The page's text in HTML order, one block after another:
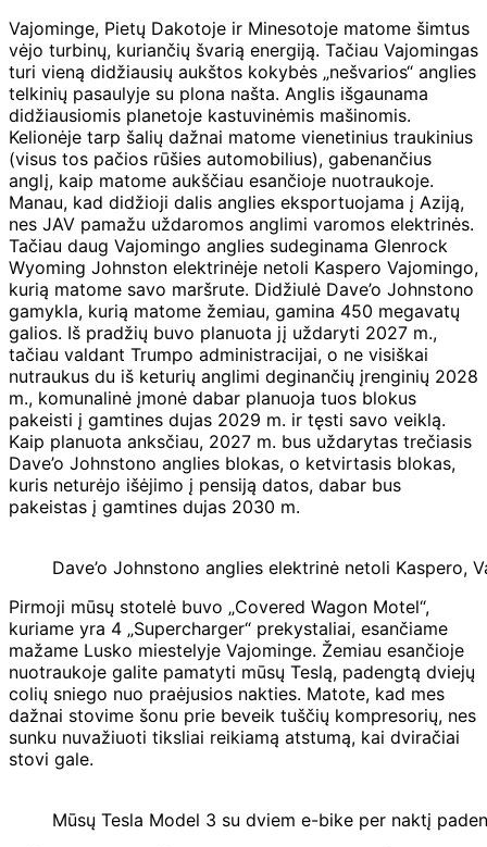
Vajominge, Pietų Dakotoje ir Minesotoje matome šimtus
vėjo turbinų, kuriančių švarią energiją. Tačiau Vajomingas
turi vieną didžiausių aukštos kokybės „nešvarios“ anglies
telkinių pasaulyje su plona našta. Anglis išgaunama
didžiausiomis planetoje kastuvinėmis mašinomis.
Kelionėje tarp šalių dažnai matome vienetinius traukinius
(visus tos pačios rūšies automobilius), gabenančius
anglį, kaip matome aukščiau esančioje nuotraukoje.
Manau, kad didžioji dalis anglies eksportuojama į Aziją,
nes JAV pamažu uždaromos anglimi varomos elektrinės.
Tačiau daug Vajomingo anglies sudeginama Glenrock
Wyoming Johnston elektrinėje netoli Kaspero Vajomingo,
kurią matome savo maršrute. Didžiulė Dave’o Johnstono
gamykla, kurią matome žemiau, gamina 450 megavatų
galios. Iš pradžių buvo planuota jį uždaryti 2027 m.,
tačiau valdant Trumpo administracijai, o ne visiškai
nutraukus du iš keturių anglimi deginančių įrenginių 2028
m., komunalinė įmonė dabar planuoja tuos blokus
pakeisti į gamtines dujas 2029 m. ir tęsti savo veiklą.
Kaip planuota anksčiau, 2027 m. bus uždarytas trečiasis
Dave’o Johnstono anglies blokas, o ketvirtasis blokas,
kuris neturėjo išėjimo į pensiją datos, dabar bus
pakeistas į gamtines dujas 2030 m.
Dave’o Johnstono anglies elektrinė netoli Kaspero,
Pirmoji mūsų stotelė buvo „Covered Wagon Motel“,
kuriame yra 4 „Supercharger“ prekystaliai, esančiame
mažame Lusko miestelyje Vajominge. Žemiau esančioje
nuotraukoje galite pamatyti mūsų Teslą, padengtą dviejų
colių sniego nuo praėjusios nakties. Matote, kad mes
dažnai stovime šonu prie beveik tuščių kompresorių, nes
sunku nuvažiuoti tiksliai reikiamą atstumą, kai dviračiai
stovi gale.
Mūsų Tesla Model 3 su dviem e-bike per naktį